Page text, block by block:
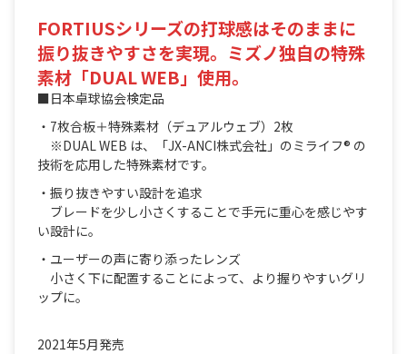
FORTIUSシリーズの打球感はそのままに
振り抜きやすさを実現。ミズノ独自の特殊
素材「DUAL WEB」使用。
■日本卓球協会検定品
・7枚合板＋特殊素材（デュアルウェブ）2枚
※DUAL WEB は、「JX-ANCI株式会社」のミライフ® の
技術を応用した特殊素材です。
・振り抜きやすい設計を追求
ブレードを少し小さくすることで手元に重心を感じやす
い設計に。
・ユーザーの声に寄り添ったレンズ
小さく下に配置することによって、より握りやすいグリ
ップに。
2021年5月発売